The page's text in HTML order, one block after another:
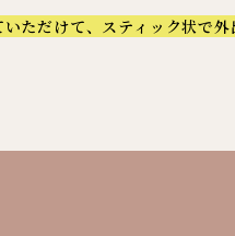
ただけて、スティック状で